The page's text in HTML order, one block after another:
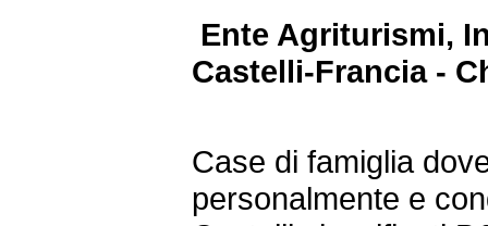
Ente Agriturismi,
Castelli-Francia -
Case di famiglia
personalmente e